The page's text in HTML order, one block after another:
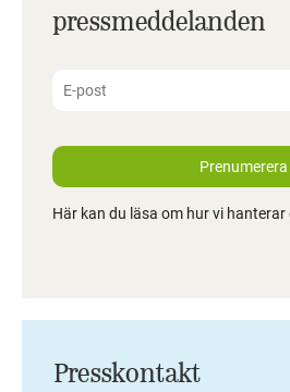
pressmeddelanden
Prenumerera
Här kan du läsa om hur vi hanterar
Presskontakt